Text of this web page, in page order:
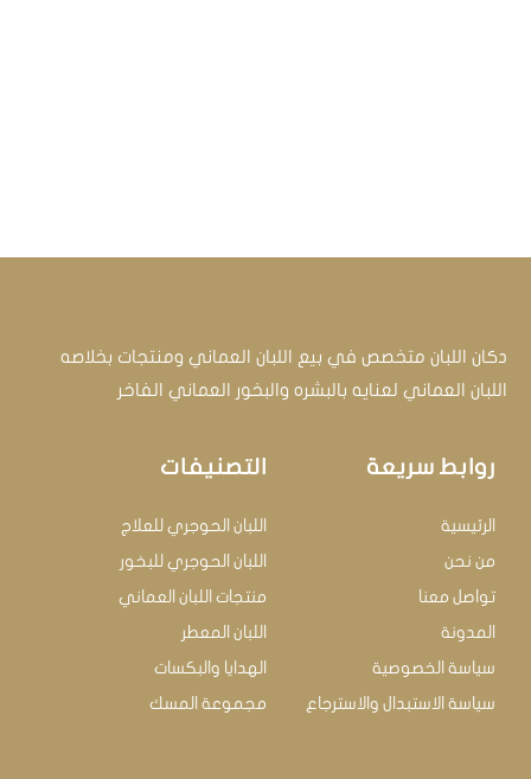
دكان اللبان متخصص في بيع اللبان العماني ومنتجات بخلاصه
اللبان العماني لعنايه بالبشره والبخور العماني الفاخر
روابط سريعة
الرئيسية
من نحن
تواصل معنا
المدونة
سياسة الخصوصية
سياسة الاستبدال والاسترجاع
التصنيفات
اللبان الحوجري للعلاج
اللبان الحوجري للبخور
منتجات اللبان العماني
اللبان المعطر
الهدايا والبكسات
مجموعة المسك